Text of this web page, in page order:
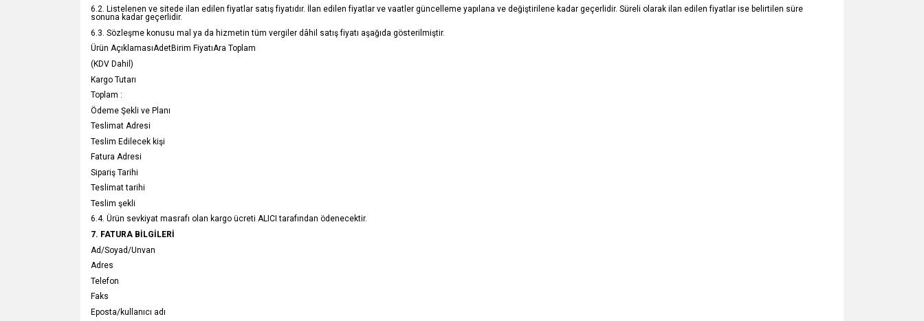
6.2. Listelenen ve sitede ilan edilen fiyatlar satış fiyatıdır. İlan edilen fiyatlar ve vaatler güncelleme yapılana ve değiştirilene kadar geçerlidir. Süreli olarak ilan edilen fiyatlar ise belirtilen süre
sonuna kadar geçerlidir.
6.3. Sözleşme konusu mal ya da hizmetin tüm vergiler dâhil satış fiyatı aşağıda gösterilmiştir.
Ürün AçıklamasıAdetBirim FiyatıAra Toplam
(KDV Dahil)
Kargo Tutarı
Toplam :
Ödeme Şekli ve Planı
Teslimat Adresi
Teslim Edilecek kişi
Fatura Adresi
Sipariş Tarihi
Teslimat tarihi
Teslim şekli
6.4. Ürün sevkiyat masrafı olan kargo ücreti ALICI tarafından ödenecektir.
7. FATURA BİLGİLERİ
Ad/Soyad/Unvan
Adres
Telefon
Faks
Eposta/kullanıcı adı